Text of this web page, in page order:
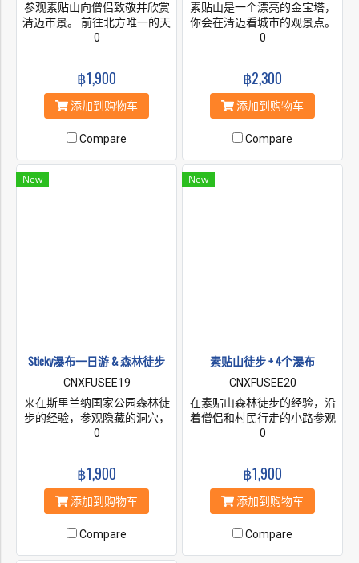
参观素贴山向僧侣致敬并欣赏
清迈市景。 前往北方唯一的天
然水上乐园。 水乐园位于35莱
0
฿1,900
添加到购物车
Compare
素贴山是一个漂亮的金宝塔，
你会在清迈看城市的观景点。
帕叻寺也是一座隐藏在茂密森
的东西、洗澡。
0
฿2,300
添加到购物车
Compare
New
Sticky瀑布一日游 & 森林徒步
CNXFUSEE19
来在斯里兰纳国家公园森林徒
步的经验，参观隐藏的洞穴，
这是最宁静的徒步旅行路线之
您可以游泳并拍照捕捉气氛。
0
฿1,900
添加到购物车
Compare
New
素贴山徒步 + 4个瀑布
CNXFUSEE20
在素贴山森林徒步的经验，沿
着僧侣和村民行走的小路参观
素贴寺和帕拉寺的美景，并继
0
฿1,900
添加到购物车
Compare